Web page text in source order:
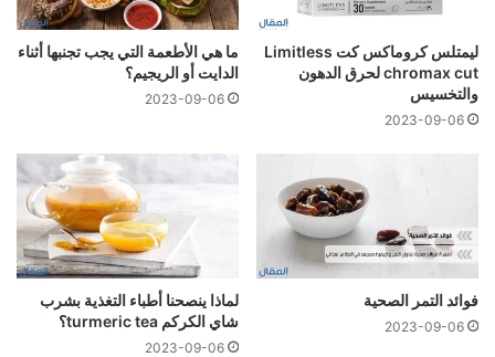
ليمتلس كروماكس كت Limitless
chromax cut لحرق الدهون
والتخسيس
2023-09-06
ما هي الأطعمة التي يجب تجنبها أثناء
الدايت أو الريجيم؟
2023-09-06
فوائد التمر الصحية
2023-09-06
لماذا ينصحنا أطباء التغذية بشرب
شاي الكركم turmeric tea؟
2023-09-06